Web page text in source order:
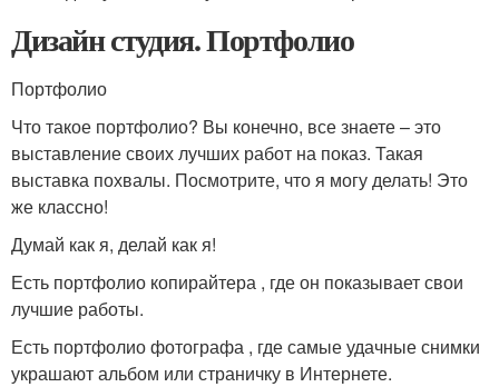
Дизайн студия. Портфолио
Портфолио
Что такое портфолио? Вы конечно, все знаете – это
выставление своих лучших работ на показ. Такая
выставка похвалы. Посмотрите, что я могу делать! Это
же классно!
Думай как я, делай как я!
Есть портфолио копирайтера , где он показывает свои
лучшие работы.
Есть портфолио фотографа , где самые удачные снимки
украшают альбом или страничку в Интернете.